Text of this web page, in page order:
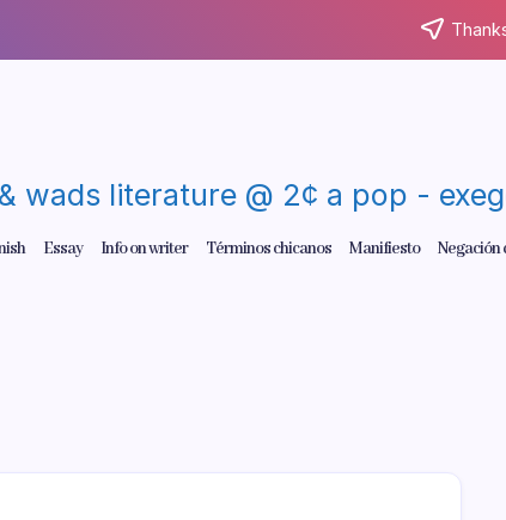
wads literature @ 2¢ a pop -
Essay Info on writer Términos chicanos Manifiesto Negación